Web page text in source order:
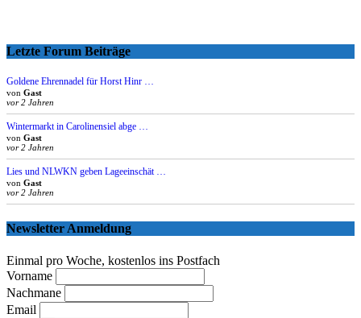
Letzte Forum Beiträge
Goldene Ehrennadel für Horst Hinr …
von Gast
vor 2 Jahren
Wintermarkt in Carolinensiel abge …
von Gast
vor 2 Jahren
Lies und NLWKN geben Lageeinschät …
von Gast
vor 2 Jahren
Newsletter Anmeldung
Einmal pro Woche, kostenlos ins Postfach
Vorname
Nachmane
Email